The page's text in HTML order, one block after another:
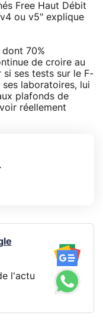
Free Haut Débit
ou v5" explique
70%
de croire au
si ses tests sur le F-
ses laboratoires, lui
plafonds de
réellement
l'actu